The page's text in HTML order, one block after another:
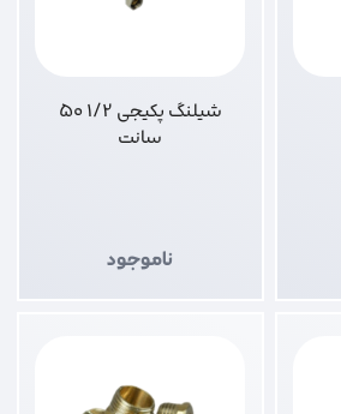
شیلنگ پکیجی 1/2 50
سانت
ناموجود